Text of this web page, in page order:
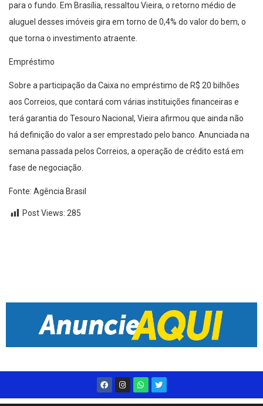
para o fundo. Em Brasília, ressaltou Vieira, o retorno médio de
aluguel desses imóveis gira em torno de 0,4% do valor do bem, o
que torna o investimento atraente.
Empréstimo
Sobre a participação da Caixa no empréstimo de R$ 20 bilhões
aos Correios, que contará com várias instituições financeiras e
terá garantia do Tesouro Nacional, Vieira afirmou que ainda não
há definição do valor a ser emprestado pelo banco. Anunciada na
semana passada pelos Correios, a operação de crédito está em
fase de negociação.
Fonte: Agência Brasil
Post Views: 285